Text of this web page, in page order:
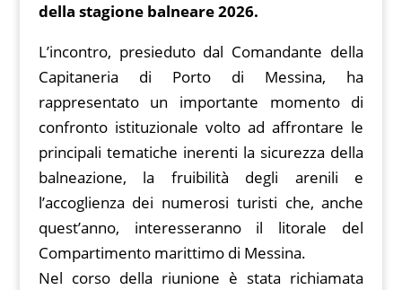
della stagione balneare 2026.
L’incontro, presieduto dal Comandante della
Capitaneria di Porto di Messina, ha
rappresentato un importante momento di
confronto istituzionale volto ad affrontare le
principali tematiche inerenti la sicurezza della
balneazione, la fruibilità degli arenili e
l’accoglienza dei numerosi turisti che, anche
quest’anno, interesseranno il litorale del
Compartimento marittimo di Messina.
Nel corso della riunione è stata richiamata